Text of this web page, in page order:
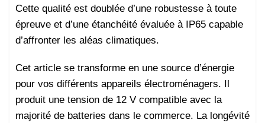
Cette qualité est doublée d’une robustesse à toute
épreuve et d’une étanchéité évaluée à IP65 capable
d’affronter les aléas climatiques.
Cet article se transforme en une source d’énergie
pour vos différents appareils électroménagers. Il
produit une tension de 12 V compatible avec la
majorité de batteries dans le commerce. La longévité